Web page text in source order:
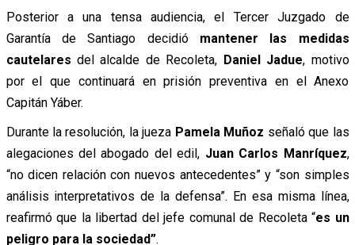
Posterior a una tensa audiencia, el Tercer Juzgado de
Garantía de Santiago decidió mantener las medidas
cautelares del alcalde de Recoleta, Daniel Jadue, motivo
por el que continuará en prisión preventiva en el Anexo
Capitán Yáber.
Durante la resolución, la jueza Pamela Muñoz señaló que las
alegaciones del abogado del edil, Juan Carlos Manríquez,
“no dicen relación con nuevos antecedentes” y “son simples
análisis interpretativos de la defensa”. En esa misma línea,
reafirmó que la libertad del jefe comunal de Recoleta “es un
peligro para la sociedad”.